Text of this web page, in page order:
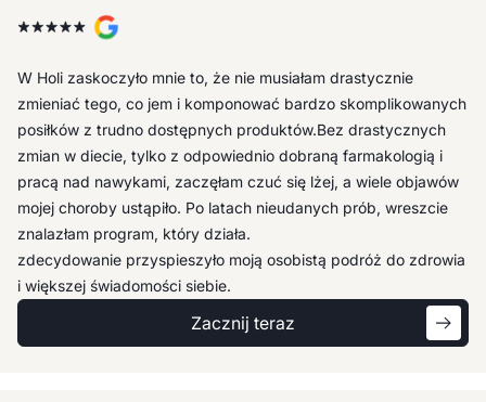
Największą wartością programu jest swobodny dostęp do
specjalistów, zwłaszcza dietetyka, co daje mi poczucie bycia
wspieraną: zarówno merytorycznie jak i emocjonalnie.
Zaskoczyło mnie, jak zmieniło się moje życie – zyskałam więcej
energii, zmieniła się moja relacja z głodem, a dieta przestała
być rygorem, stając się narzędziem wspierającym zdrowe
życie. W Holi otrzymałam wielopoziomowe wsparcie, które
zdecydowanie przyspieszyło moją osobistą podróż do zdrowia
i większej świadomości siebie.
W Holi zaskoczyło mnie to, że nie musiałam drastycznie
zmieniać tego, co jem i komponować bardzo skomplikowanych
posiłków z trudno dostępnych produktów.Bez drastycznych
zmian w diecie, tylko z odpowiednio dobraną farmakologią i
pracą nad nawykami, zaczęłam czuć się lżej, a wiele objawów
mojej choroby ustąpiło. Po latach nieudanych prób, wreszcie
znalazłam program, który działa.
Zacznij teraz